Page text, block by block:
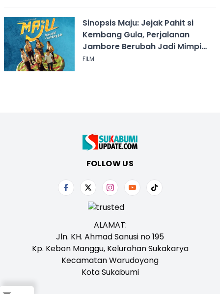
Sinopsis Maju: Jejak Pahit si
Kembang Gula, Perjalanan
Jambore Berubah Jadi Mimpi
Buruk
FILM
FOLLOW US
ALAMAT:
Jln. KH. Ahmad Sanusi no 195
Kp. Kebon Manggu, Kelurahan Sukakarya
Kecamatan Warudoyong
Kota Sukabumi